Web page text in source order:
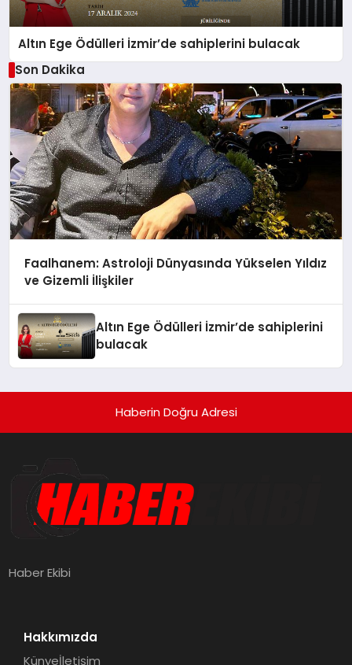
Altın Ege Ödülleri İzmir’de sahiplerini bulacak
Son Dakika
Faalhanem: Astroloji Dünyasında Yükselen Yıldız
ve Gizemli İlişkiler
Altın Ege Ödülleri İzmir’de sahiplerini
bulacak
Haberin Doğru Adresi
Haber Ekibi
Hakkımızda
Künyeİletişim